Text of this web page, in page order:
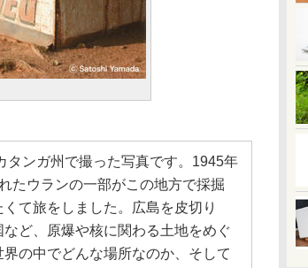
タンガ州で撮った写真です。1945年
たウランの一部がこの地方で採掘
て旅をしました。広島を皮切り
ど、原爆や核に関わる土地をめぐ
の中でどんな場所なのか、そして